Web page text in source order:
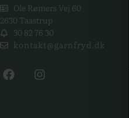
Ole Rømers Vej 60
2630 Taastrup
30 82 76 30
kontakt@garnfryd.dk